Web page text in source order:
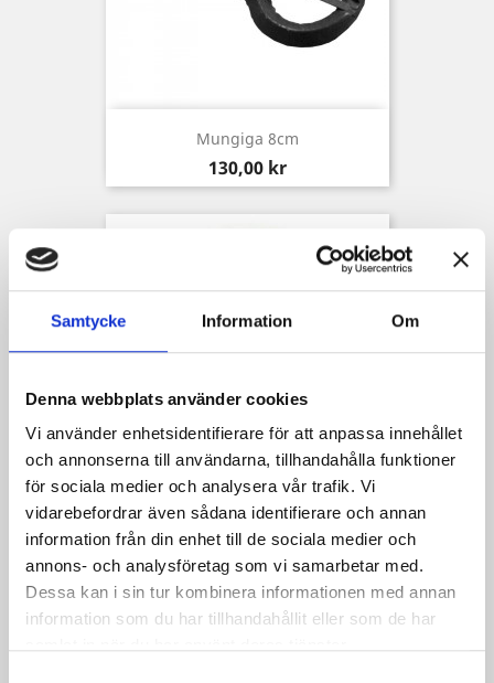
Samtycke Information Om
Denna webbplats använder cookies
Vi använder enhetsidentifierare för att anpassa innehållet
och annonserna till användarna, tillhandahålla funktioner
för sociala medier och analysera vår trafik. Vi
vidarebefordrar även sådana identifierare och annan
information från din enhet till de sociala medier och
annons- och analysföretag som vi samarbetar med.
Dessa kan i sin tur kombinera informationen med annan
information som du har tillhandahållit eller som de har
Mungiga 8cm
Pris
130,00 kr
Potionflaska 10ml
Pris
20,00 kr